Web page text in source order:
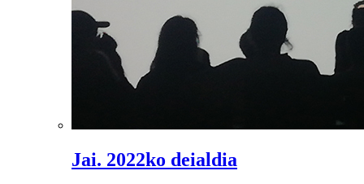
Jai. 2022ko deialdia